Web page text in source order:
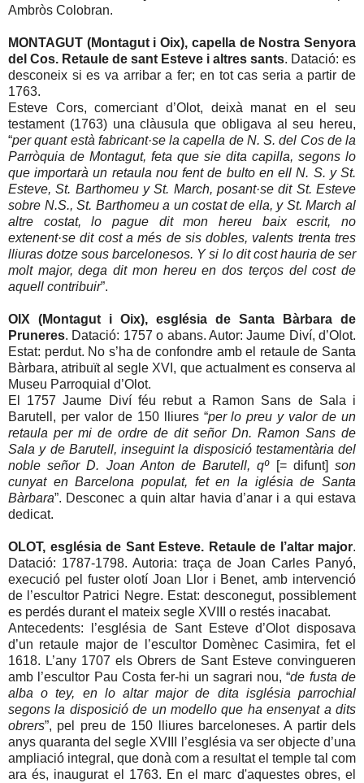
Ambròs Colobran.
MONTAGUT (Montagut i Oix), capella de Nostra Senyora
del Cos. Retaule de sant Esteve i altres sants. Datació: es
desconeix si es va arribar a fer; en tot cas seria a partir de
1763.
Esteve Cors, comerciant d’Olot, deixà manat en el seu
testament (1763) una clàusula que obligava al seu hereu,
“per quant està fabricant·se la capella de N. S. del Cos de la
Parròquia de Montagut, feta que sie dita capilla, segons lo
que importarà un retaula nou fent de bulto en ell N. S. y St.
Esteve, St. Barthomeu y St. March, posant·se dit St. Esteve
sobre N.S., St. Barthomeu a un costat de ella, y St. March al
altre costat, lo pague dit mon hereu baix escrit, no
extenent·se dit cost a més de sis dobles, valents trenta tres
lliuras dotze sous barcelonesos. Y si lo dit cost hauria de ser
molt major, dega dit mon hereu en dos terços del cost de
aquell contribuir”.
OIX (Montagut i Oix), església de Santa Bàrbara de
Pruneres. Datació: 1757 o abans. Autor: Jaume Diví, d’Olot.
Estat: perdut. No s’ha de confondre amb el retaule de Santa
Bàrbara, atribuït al segle XVI, que actualment es conserva al
Museu Parroquial d’Olot.
El 1757 Jaume Diví féu rebut a Ramon Sans de Sala i
Barutell, per valor de 150 lliures “per lo preu y valor de un
retaula per mi de ordre de dit señor Dn. Ramon Sans de
Sala y de Barutell, inseguint la disposició testamentària del
noble señor D. Joan Anton de Barutell, qº[= difunt]son
cunyat en Barcelona populat, fet en la iglésia de Santa
Bàrbara”. Desconec a quin altar havia d’anar i a qui estava
dedicat.
OLOT, església de Sant Esteve. Retaule de l’altar major.
Datació: 1787-1798. Autoria: traça de Joan Carles Panyó,
execució pel fuster olotí Joan Llor i Benet, amb intervenció
de l’escultor Patrici Negre. Estat: desconegut, possiblement
es perdés durant el mateix segle XVIII o restés inacabat.
Antecedents: l’església de Sant Esteve d’Olot disposava
d’un retaule major de l’escultor Domènec Casimira, fet el
1618. L’any 1707 els Obrers de Sant Esteve convingueren
amb l’escultor Pau Costa fer-hi un sagrari nou, “de fusta de
alba o tey, en lo altar major de dita isglésia parrochial
segons la disposició de un modello que ha ensenyat a dits
obrers”, pel preu de 150 lliures barceloneses. A partir dels
anys quaranta del segle XVIII l’església va ser objecte d’una
ampliació integral, que donà com a resultat el temple tal com
ara és, inaugurat el 1763. En el marc d'aquestes obres, el